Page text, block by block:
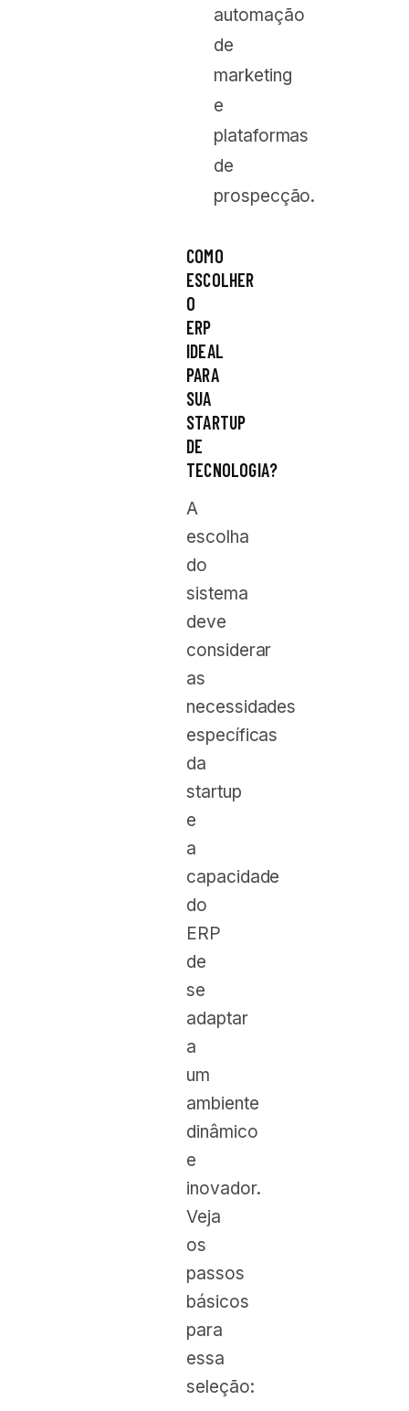
automação
de
marketing
e
plataformas
de
prospecção.
COMO
ESCOLHER
O
ERP
IDEAL
PARA
SUA
STARTUP
DE
TECNOLOGIA?
A
escolha
do
sistema
deve
considerar
as
necessidades
específicas
da
startup
e
a
capacidade
do
ERP
de
se
adaptar
a
um
ambiente
dinâmico
e
inovador.
Veja
os
passos
básicos
para
essa
seleção: